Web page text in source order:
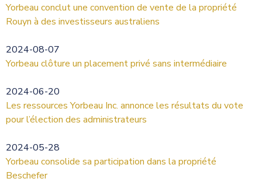
Yorbeau conclut une convention de vente de la propriété
Rouyn à des investisseurs australiens
2024-08-07
Yorbeau clôture un placement privé sans intermédiaire
2024-06-20
Les ressources Yorbeau Inc. annonce les résultats du vote
pour l’élection des administrateurs
2024-05-28
Yorbeau consolide sa participation dans la propriété
Beschefer